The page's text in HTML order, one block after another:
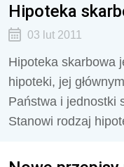
Hipoteka
03 lut 2011
Hipoteka skarbowa
hipoteki, jej
Państwa i jednostki
Stanowi rodzaj